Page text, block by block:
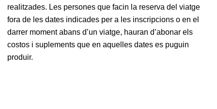
realitzades. Les persones que facin la reserva del viatge
fora de les dates indicades per a les inscripcions o en el
darrer moment abans d’un viatge, hauran d’abonar els
costos i suplements que en aquelles dates es puguin
produir.